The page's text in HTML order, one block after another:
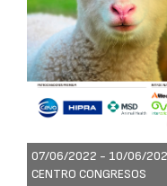
07/06/2022 - 10/06/
CENTRO CONGRESOS